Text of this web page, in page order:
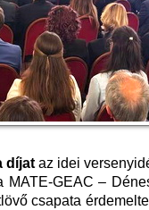
díjataz idei
MATE-GEAC –
csapata